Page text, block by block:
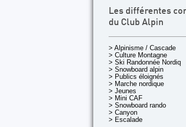
Les différentes
du Club Alpin
> Alpinisme / Cascade
> Culture Montagne
> Ski Randonnée Nordique
> Snowboard alpin
> Publics éloignés
> Marche nordique
> Jeunes
> Mini CAF
> Snowboard rando
> Canyon
> Escalade